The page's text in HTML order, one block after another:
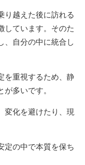
り越えた後に訪れる
しています。そのた
自分の中に統合し
を重視するため、静
多いです。
変化を避けたり、現
定の中で本質を保ち